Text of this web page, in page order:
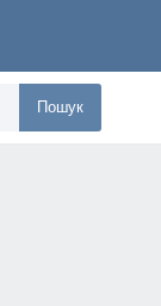
Пошук